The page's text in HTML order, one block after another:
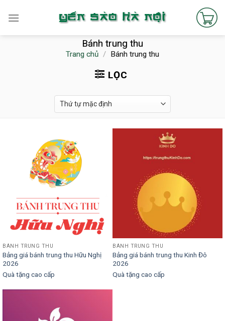
Bánh trung thu
Trang chủ / Bánh trung thu
LỌC
BÁNH TRUNG THU
Bảng giá bánh trung thu Hữu Nghị
2026
Quà tặng cao cấp
BÁNH TRUNG THU
Bảng giá bánh trung thu Kinh Đô
2026
Quà tặng cao cấp